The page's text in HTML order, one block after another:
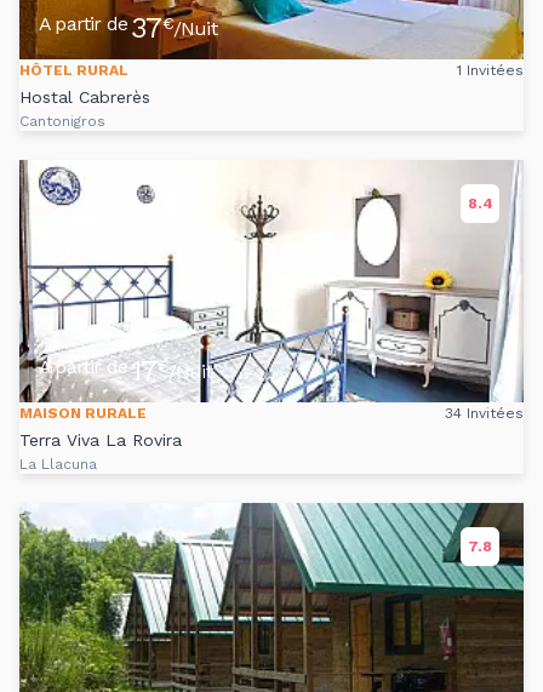
A partir de37€/Nuit
HÔTEL RURAL 1 Invitées
Hostal Cabrerès
Cantonigros
8.4
A partir de17€/Nuit
MAISON RURALE 34 Invitées
Terra Viva La Rovira
La Llacuna
7.8